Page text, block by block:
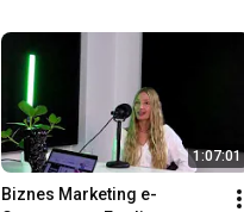
1:07:01
Biznes Marketing e-